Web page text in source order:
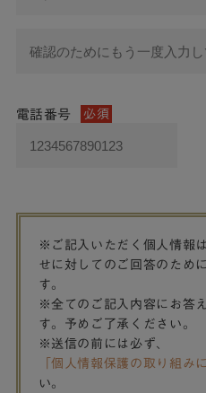
電話番号 必須
※ご記入いただく個人情報
せに対してのご回答のため
す。
※全てのご記入内容にお答
す。予めご了承ください。
※送信の前には必ず、
「個人情報保護の取り組み
い。